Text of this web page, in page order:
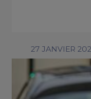
27 JANVIER